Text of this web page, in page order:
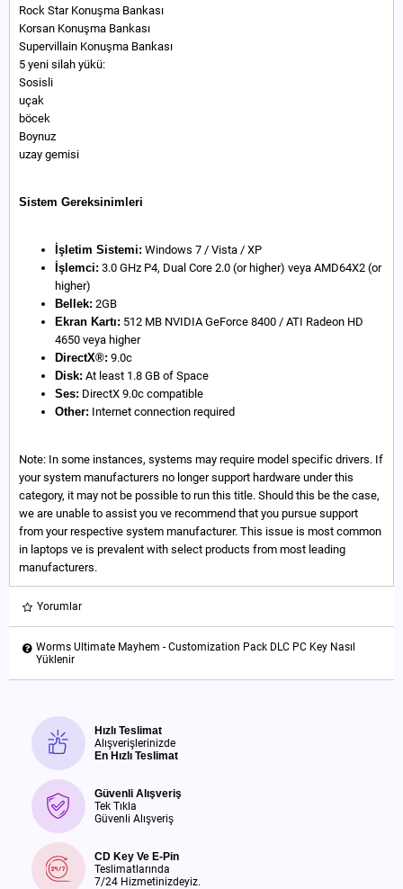
Rock Star Konuşma Bankası
Korsan Konuşma Bankası
Supervillain Konuşma Bankası
5 yeni silah yükü:
Sosisli
uçak
böcek
Boynuz
uzay gemisi
Sistem Gereksinimleri
İşletim Sistemi: Windows 7 / Vista / XP
İşlemci: 3.0 GHz P4, Dual Core 2.0 (or higher) veya AMD64X2 (or
higher)
Bellek: 2GB
Ekran Kartı: 512 MB NVIDIA GeForce 8400 / ATI Radeon HD
4650 veya higher
DirectX®: 9.0c
Disk: At least 1.8 GB of Space
Ses: DirectX 9.0c compatible
Other: Internet connection required
Note: In some instances, systems may require model specific drivers. If
your system manufacturers no longer support hardware under this
category, it may not be possible to run this title. Should this be the case,
we are unable to assist you ve recommend that you pursue support
from your respective system manufacturer. This issue is most common
in laptops ve is prevalent with select products from most leading
manufacturers.
Yorumlar
Worms Ultimate Mayhem - Customization Pack DLC PC Key Nasıl
Yüklenir
Hızlı Teslimat
Alışverişlerinizde
En Hızlı Teslimat
Güvenli Alışveriş
Tek Tıkla
Güvenli Alışveriş
CD Key Ve E-Pin
Teslimatlarında
7/24 Hizmetinizdeyiz.